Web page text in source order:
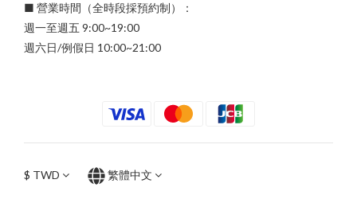
■ 營業時間（全時段採預約制）：
週一至週五 9:00~19:00
週六日/例假日 10:00~21:00
$ TWD 繁體中文